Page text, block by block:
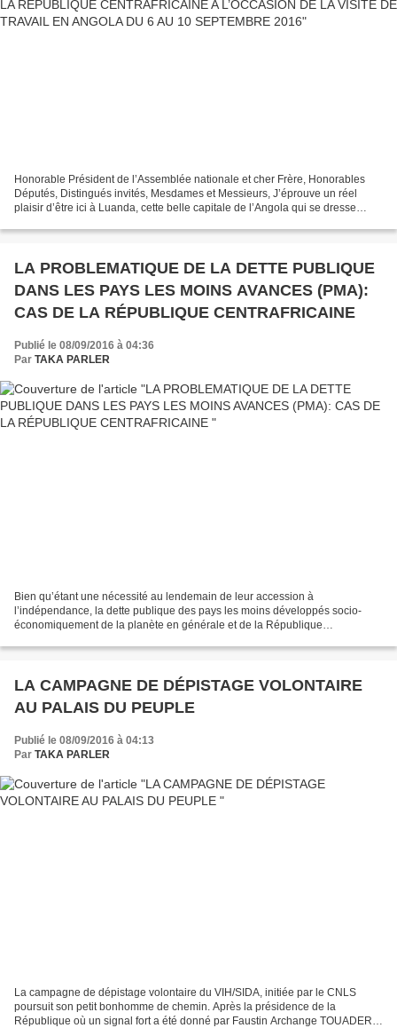
Honorable Président de l’Assemblée nationale et cher Frère, Honorables
Députés, Distingués invités, Mesdames et Messieurs, J’éprouve un réel
plaisir d’être ici à Luanda, cette belle capitale de l’Angola qui se dresse
LA PROBLEMATIQUE DE LA DETTE PUBLIQUE
DANS LES PAYS LES MOINS AVANCES (PMA):
CAS DE LA RÉPUBLIQUE CENTRAFRICAINE
Publié le 08/09/2016 à 04:36
Par TAKA PARLER
Bien qu’étant une nécessité au lendemain de leur accession à
l’indépendance, la dette publique des pays les moins développés socio-
économiquement de la planète en générale et de la République
LA CAMPAGNE DE DÉPISTAGE VOLONTAIRE
AU PALAIS DU PEUPLE
Publié le 08/09/2016 à 04:13
Par TAKA PARLER
La campagne de dépistage volontaire du VIH/SIDA, initiée par le CNLS
poursuit son petit bonhomme de chemin. Après la présidence de la
République où un signal fort a été donné par Faustin Archange TOUADERA